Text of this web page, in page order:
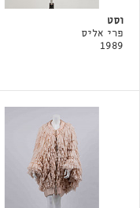
וסט
פרי אליס
1989